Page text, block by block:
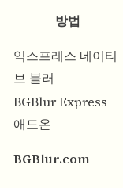
방법
익스프레스 네이티
브 블러
BGBlur Express
애드온
BGBlur.com